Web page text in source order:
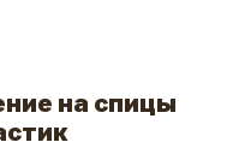
на спицы